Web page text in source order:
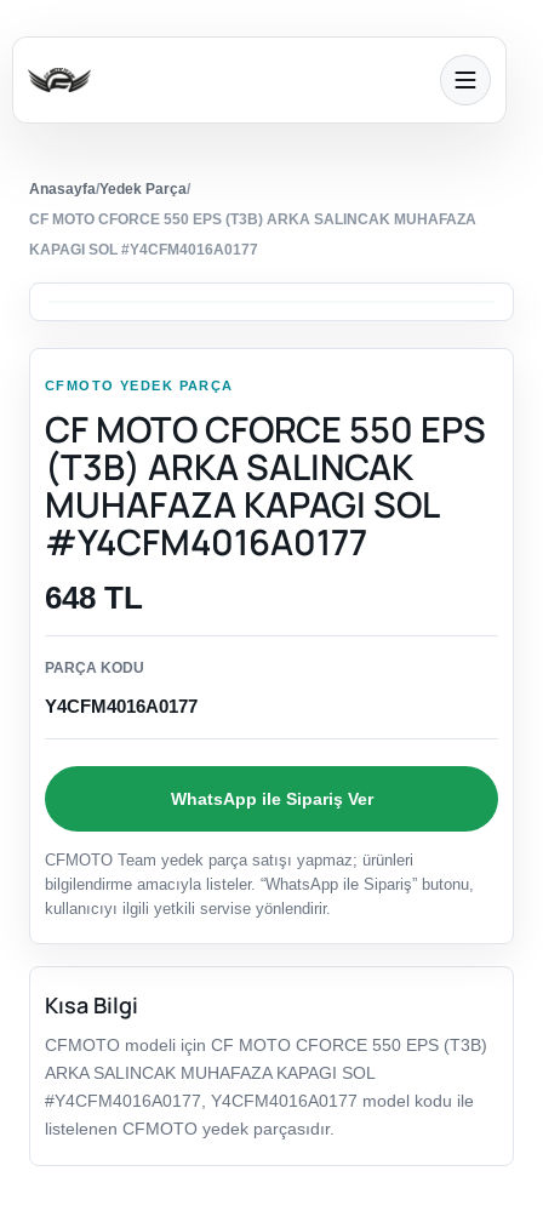
Anasayfa/Yedek Parça/
CF MOTO CFORCE 550 EPS (T3B) ARKA SALINCAK MUHAFAZA
KAPAGI SOL #Y4CFM4016A0177
CFMOTO YEDEK PARÇA
CF MOTO CFORCE 550 EPS
(T3B) ARKA SALINCAK
MUHAFAZA KAPAGI SOL
#Y4CFM4016A0177
648 TL
PARÇA KODU
Y4CFM4016A0177
WhatsApp ile Sipariş Ver
CFMOTO Team yedek parça satışı yapmaz; ürünleri
bilgilendirme amacıyla listeler. “WhatsApp ile Sipariş” butonu,
kullanıcıyı ilgili yetkili servise yönlendirir.
Kısa Bilgi
CFMOTO modeli için CF MOTO CFORCE 550 EPS (T3B)
ARKA SALINCAK MUHAFAZA KAPAGI SOL
#Y4CFM4016A0177, Y4CFM4016A0177 model kodu ile
listelenen CFMOTO yedek parçasıdır.